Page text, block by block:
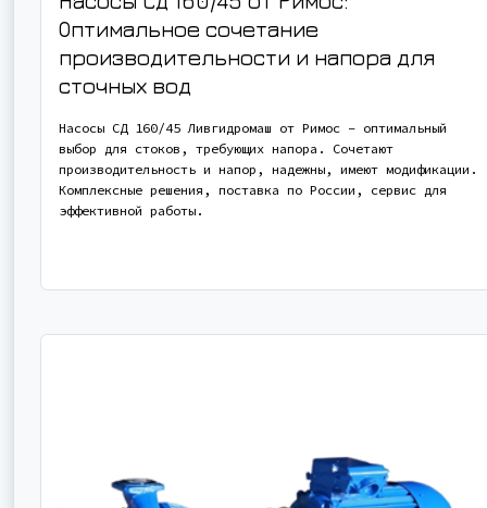
Оптимальное сочетание
производительности и напора для
сточных вод
Насосы СД 160/45 Ливгидромаш от Римос – оптимальный
выбор для стоков, требующих напора. Сочетают
производительность и напор, надежны, имеют модификации.
Комплексные решения, поставка по России, сервис для
эффективной работы.